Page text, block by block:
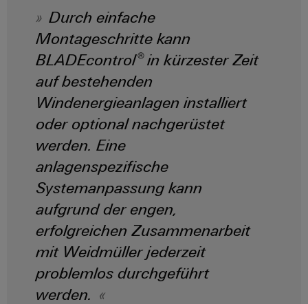
Durch einfache
Montageschritte kann
BLADEcontrol® in kürzester Zeit
auf bestehenden
Windenergieanlagen installiert
oder optional nachgerüstet
werden. Eine
anlagenspezifische
Systemanpassung kann
aufgrund der engen,
erfolgreichen Zusammenarbeit
mit Weidmüller jederzeit
problemlos durchgeführt
werden.